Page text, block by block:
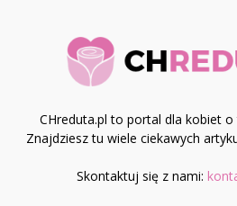
CHreduta.pl to portal dla kobiet
Znajdziesz tu wiele ciekawych
Skontaktuj się z nami: